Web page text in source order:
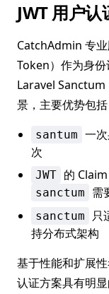
JWT 用户认
CatchAdmin 专业
Token）作为身
Laravel Sanctum
景，主要优势包括
santum 一
次
JWT 的
sanctum 需
sanctum 只
持分布式架构
基于性能和扩展
认证方案具有明